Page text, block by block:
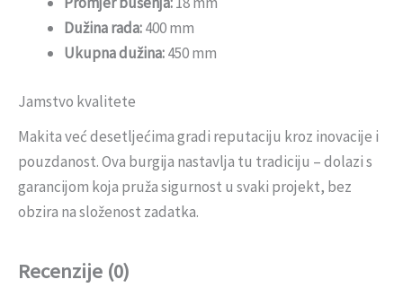
Dužina rada:400 mm
Ukupna dužina:450 mm
Jamstvo kvalitete
Makita već desetljećima gradi reputaciju kroz inovacije i
pouzdanost. Ova burgija nastavlja tu tradiciju – dolazi s
garancijom koja pruža sigurnost u svaki projekt, bez
obzira na složenost zadatka.
Recenzije (0)